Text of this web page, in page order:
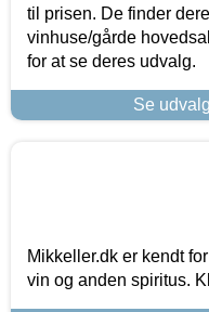
til prisen. De finder
vinhuse/gårde
for at se deres udvalg.
Se
Mikkeller.dk er kendt
vin og anden spiritus.